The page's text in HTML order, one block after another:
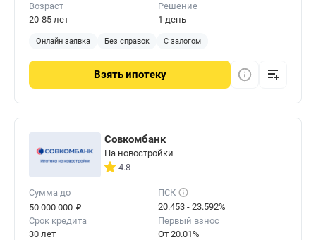
Возраст
20-85 лет
Решение
1 день
Онлайн заявка Без справок С залогом
Взятьипотеку
Совкомбанк
На новостройки
4.8
Сумма до
50 000 000 ₽
ПСК
20.453 - 23.592%
Срок кредита
30 лет
Первый взнос
От 20.01%